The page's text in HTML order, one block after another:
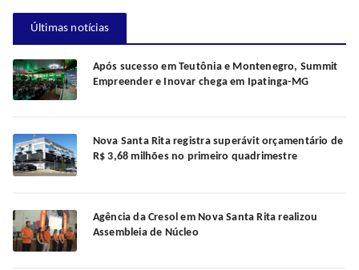
Últimas notícias
Após sucesso em Teutônia e Montenegro, Summit
Empreender e Inovar chega em Ipatinga-MG
Nova Santa Rita registra superávit orçamentário de
R$ 3,68 milhões no primeiro quadrimestre
Agência da Cresol em Nova Santa Rita realizou
Assembleia de Núcleo